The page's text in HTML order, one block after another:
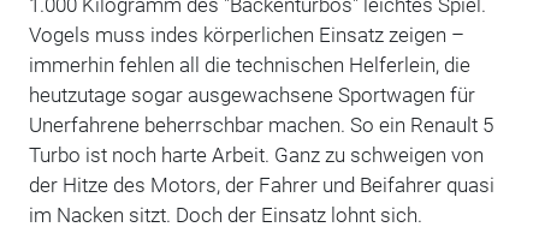
1.000 Kilogramm des "Backenturbos" leichtes Spiel.
Vogels muss indes körperlichen Einsatz zeigen –
immerhin fehlen all die technischen Helferlein, die
heutzutage sogar ausgewachsene Sportwagen für
Unerfahrene beherrschbar machen. So ein Renault 5
Turbo ist noch harte Arbeit. Ganz zu schweigen von
der Hitze des Motors, der Fahrer und Beifahrer quasi
im Nacken sitzt. Doch der Einsatz lohnt sich.